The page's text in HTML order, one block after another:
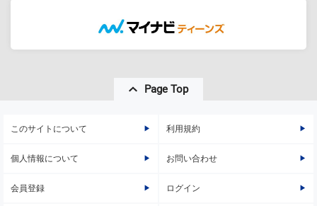
Page Top
このサイトについて 利用規約
個人情報について お問い合わせ
会員登録 ログイン